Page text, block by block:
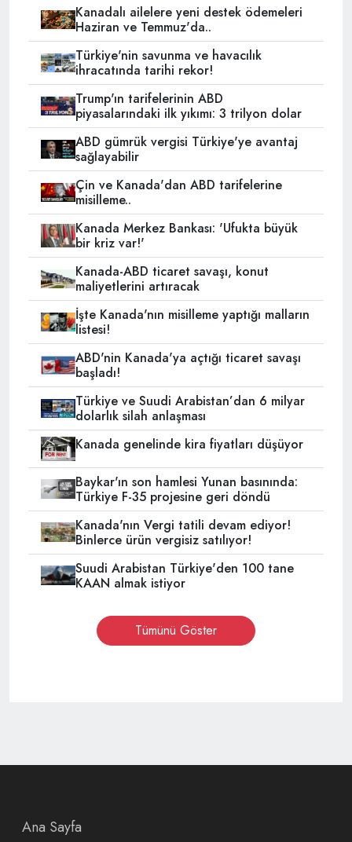
Kanadalı ailelere yeni destek ödemeleri
Haziran ve Temmuz'da..
Türkiye'nin savunma ve havacılık
ihracatında tarihi rekor!
Trump'ın tarifelerinin ABD
piyasalarındaki ilk yıkımı: 3 trilyon dolar
ABD gümrük vergisi Türkiye'ye avantaj
sağlayabilir
Çin ve Kanada'dan ABD tarifelerine
misilleme..
Kanada Merkez Bankası: 'Ufukta büyük
bir kriz var!'
Kanada-ABD ticaret savaşı, konut
maliyetlerini artıracak
İşte Kanada'nın misilleme yaptığı malların
listesi!
ABD'nin Kanada'ya açtığı ticaret savaşı
başladı!
Türkiye ve Suudi Arabistan’dan 6 milyar
dolarlık silah anlaşması
Kanada genelinde kira fiyatları düşüyor
Baykar'ın son hamlesi Yunan basınında:
Türkiye F-35 projesine geri döndü
Kanada'nın Vergi tatili devam ediyor!
Binlerce ürün vergisiz satılıyor!
Suudi Arabistan Türkiye'den 100 tane
KAAN almak istiyor
Tümünü Göster
Ana Sayfa